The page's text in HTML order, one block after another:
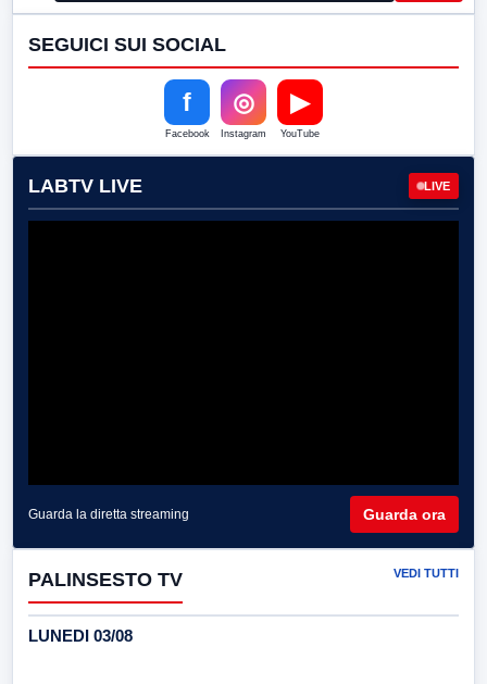
SEGUICI SUI SOCIAL
f
Facebook
◎
Instagram
▶
YouTube
LABTV LIVE LIVE
Guarda la diretta streaming Guarda ora
PALINSESTO TV VEDI TUTTI
LUNEDI 03/08